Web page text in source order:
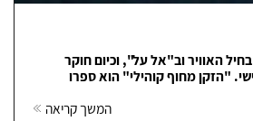
האוויר וב"אל על", וכיום חוקר
"הזקן מחוף קוהילי" הוא ספרו
המשך קריאה